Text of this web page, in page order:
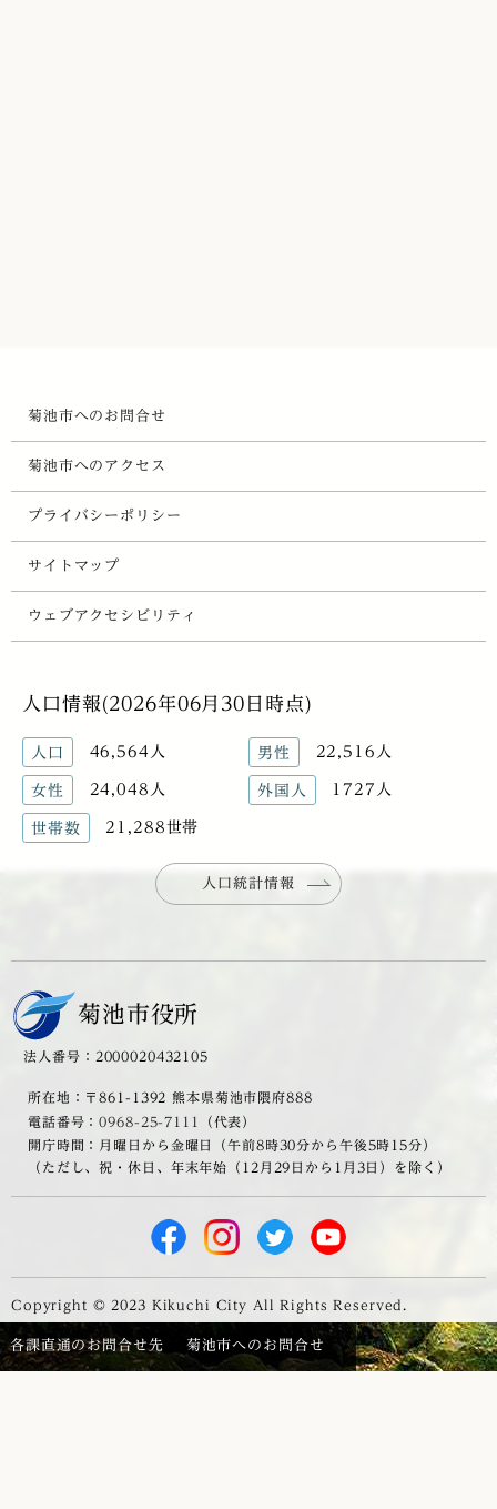
菊池市へのお問合せ
菊池市へのアクセス
プライバシーポリシー
サイトマップ
ウェブアクセシビリティ
人口情報(2026年06月30日時点)
人口 46,564人 男性 22,516人
女性 24,048人 外国人 1727人
世帯数 21,288世帯
人口統計情報
菊池市役所
法人番号：2000020432105
所在地：〒861-1392 熊本県菊池市隈府888
電話番号：0968-25-7111
（代表）
開庁時間：月曜日から金曜日（午前8時30分から午後5時15分）
（ただし、祝・休日、年末年始（12月29日から1月3日）を除く）
Copyright © 2023 Kikuchi City All Rights Reserved.
各課直通のお問合せ先 菊池市へのお問合せ